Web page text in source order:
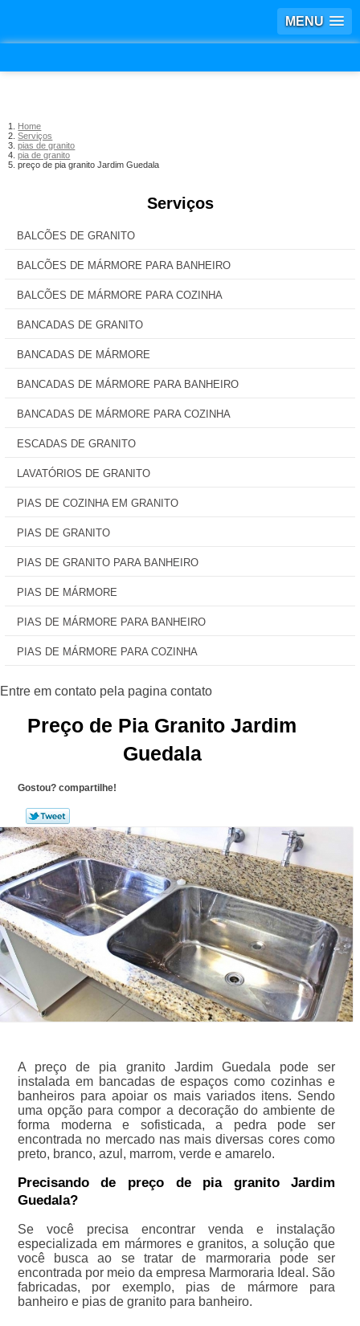
MENU
Home
Serviços
pias de granito
pia de granito
preço de pia granito Jardim Guedala
Serviços
BALCÕES DE GRANITO
BALCÕES DE MÁRMORE PARA BANHEIRO
BALCÕES DE MÁRMORE PARA COZINHA
BANCADAS DE GRANITO
BANCADAS DE MÁRMORE
BANCADAS DE MÁRMORE PARA BANHEIRO
BANCADAS DE MÁRMORE PARA COZINHA
ESCADAS DE GRANITO
LAVATÓRIOS DE GRANITO
PIAS DE COZINHA EM GRANITO
PIAS DE GRANITO
PIAS DE GRANITO PARA BANHEIRO
PIAS DE MÁRMORE
PIAS DE MÁRMORE PARA BANHEIRO
PIAS DE MÁRMORE PARA COZINHA
Preço de Pia Granito Jardim
Guedala
Gostou? compartilhe!
A preço de pia granito Jardim Guedala pode ser
instalada em bancadas de espaços como cozinhas e
banheiros para apoiar os mais variados itens. Sendo
uma opção para compor a decoração do ambiente de
forma moderna e sofisticada, a pedra pode ser
encontrada no mercado nas mais diversas cores como
preto, branco, azul, marrom, verde e amarelo.
Precisando de preço de pia granito Jardim
Guedala?
Se você precisa encontrar venda e instalação
especializada em mármores e granitos, a solução que
você busca ao se tratar de marmoraria pode ser
encontrada por meio da empresa Marmoraria Ideal. São
fabricadas, por exemplo, pias de mármore para
banheiro e pias de granito para banheiro.